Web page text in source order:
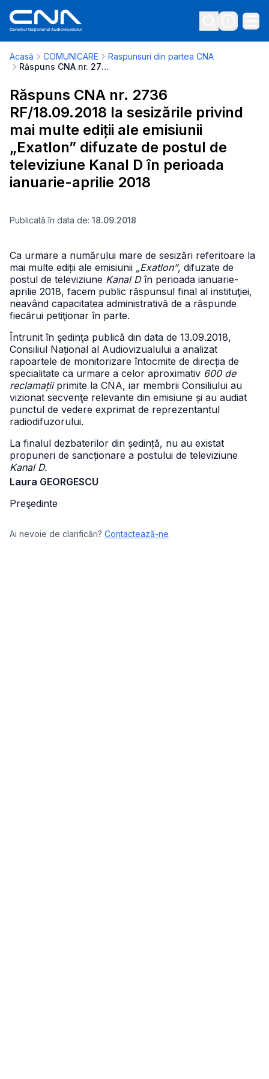
Acasă COMUNICARE
Raspunsuri din partea CNA
Răspuns CNA nr. 2736 RF/18.09.2018 la sesizările privind mai multe ediții ale emisiunii „Exatlon” difuzate de postul de televiziune Kanal D în perioada ianuarie-aprilie 2018
Răspuns CNA nr. 2736
RF/18.09.2018 la sesizările privind
mai multe ediții ale emisiunii
„Exatlon” difuzate de postul de
televiziune Kanal D în perioada
ianuarie-aprilie 2018
Publicată în data de: 18.09.2018
Ca urmare a numărului mare de sesizări referitoare la
mai multe ediții ale emisiunii „Exatlon”, difuzate de
postul de televiziune Kanal Dîn perioada ianuarie-
aprilie 2018, facem public răspunsul final al instituţiei,
neavând capacitatea administrativă de a răspunde
fiecărui petiţionar în parte.
Întrunit în şedinţa publică din data de 13.09.2018,
Consiliul Național al Audiovizualului a analizat
rapoartele de monitorizare întocmite de direcția de
specialitate ca urmare a celor aproximativ 600 de
reclamațiiprimite la CNA, iar membrii Consiliului au
vizionat secvenţe relevante din emisiune și au audiat
punctul de vedere exprimat de reprezentantul
radiodifuzorului.
La finalul dezbaterilor din ședință, nu au existat
propuneri de sancționare a postului de televiziune
Kanal D.
Laura GEORGESCU
Preşedinte
Ai nevoie de clarificări? Contactează-ne